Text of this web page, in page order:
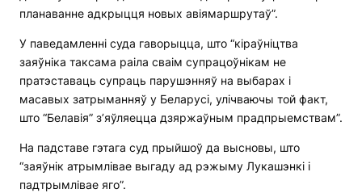
планаванне адкрыцця новых авіямаршрутаў”.
У паведамленні суда гаворыцца, што “кіраўніцтва
заяўніка таксама раіла сваім супрацоўнікам не
пратэставаць супраць парушэнняў на выбарах і
масавых затрыманняў у Беларусі, улічваючы той факт,
што “Белавія” з’яўляецца дзяржаўным прадпрыемствам”.
На падставе гэтага суд прыйшоў да высновы, што
“заяўнік атрымлівае выгаду ад рэжыму Лукашэнкі і
падтрымлівае яго”.